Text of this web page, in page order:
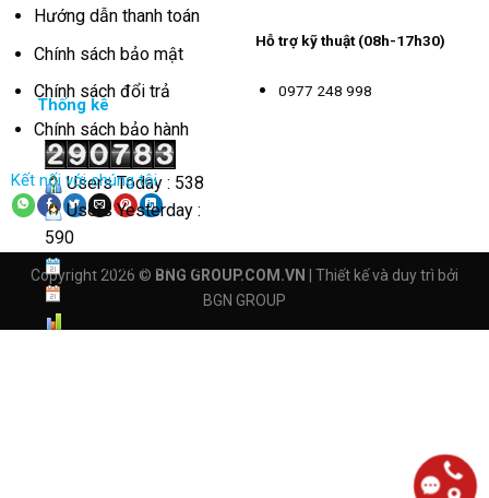
Hướng dẫn thanh toán
Chính sách bảo mật
Chính sách đổi trả
Chính sách bảo hành
Kết nối với chúng tôi
Hỗ trợ kỹ thuật (08h-17h30)
0977 248 998
Thống kê
Users Today : 538
Users Yesterday :
590
This Month : 3340
Copyright 2026 © BNG GROUP.COM.VN
| Thiết kế và duy trì bởi
BGN GROUP